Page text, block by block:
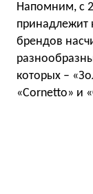
Напомним, с
принадлежит
брендов
которых –
«Cornetto» и